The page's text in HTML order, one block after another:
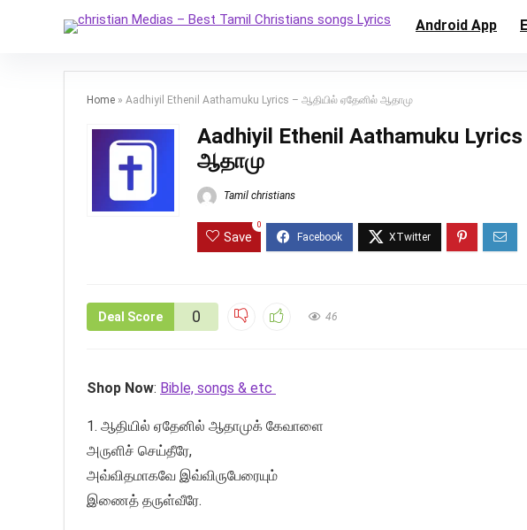
Android App
Home » Aadhiyil Ethenil Aathamuku Lyrics – ஆதியில் ஏதேனில் ஆதாமு
Aadhiyil Ethenil Aathamuku
ஆதாமு
Tamil christians
Save
0
Deal Score 0 46
Shop Now: Bible, songs & etc
1. ஆதியில் ஏதேனில் ஆதாமுக் கேவாளை
அருளிச் செய்தீரே,
அவ்விதமாகவே இவ்விருபேரையும்
இணைத் தருள்வீரே.